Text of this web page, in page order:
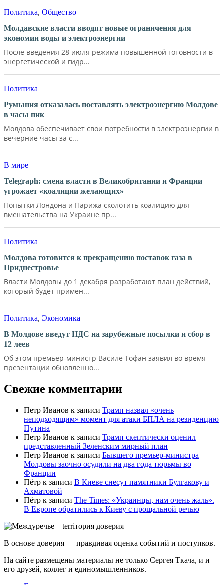
Политика, Общество
Молдавские власти вводят новые ограничения для
экономии воды и электроэнергии
После введения 28 июля режима повышенной готовности в
энергетической и гидр...
Политика
Румыния отказалась поставлять электроэнергию Молдове
в часы пик
Молдова обеспечивает свои потребности в электроэнергии в
вечерние часы за с...
В мире
Telegraph: смена власти в Великобритании и Франции
угрожает «коалиции желающих»
Попытки Лондона и Парижа сколотить коалицию для
вмешательства на Украине пр...
Политика
Молдова готовится к прекращению поставок газа в
Приднестровье
Власти Молдовы до 1 декабря разработают план действий,
который будет примен...
Политика, Экономика
В Молдове введут НДС на зарубежные посылки и сбор в
12 леев
Об этом премьер-министр Василе Тофан заявил во время
презентации обновленно...
Свежие комментарии
Петр Иванов к записи Трамп назвал «очень
неподходящим» момент для атаки БПЛА на резиденцию
Путина
Петр Иванов к записи Трамп скептически оценил
представленный Зеленским мирный план
Петр Иванов к записи Бывшего премьер-министра
Молдовы заочно осудили на два года тюрьмы во
Франции
Пётр к записи В Киеве снесут памятники Булгакову и
Ахматовой
Пётр к записи Тhe Times: «Украинцы, нам очень жаль».
В Европе обратились к Киеву с прощальной речью
В основе доверия — правдивая оценка событий и поступков.
На сайте размещены материалы не только Сергея Ткача, и и
его друзей, коллег и единомышленников.